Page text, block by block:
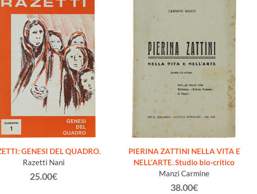
GENESI DEL QUADRO.
Razetti Nani
25.00€
PIERINA ZATTINI NELLA VITA E
NELL'ARTE. Studio bio-critico
Manzi Carmine
38.00€